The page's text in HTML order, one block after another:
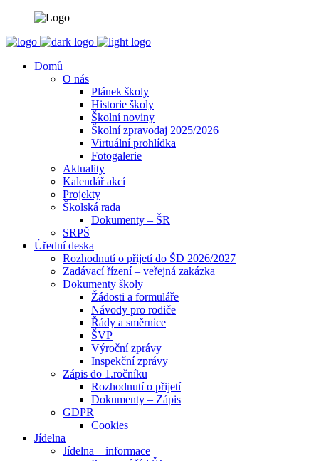
Domů
O nás
Plánek školy
Historie školy
Školní noviny
Školní zpravodaj 2025/2026
Virtuální prohlídka
Fotogalerie
Aktuality
Kalendář akcí
Projekty
Školská rada
Dokumenty – ŠR
SRPŠ
Úřední deska
Rozhodnutí o přijetí do ŠD 2026/2027
Zadávací řízení – veřejná zakázka
Dokumenty školy
Žádosti a formuláře
Návody pro rodiče
Řády a směrnice
ŠVP
Výroční zprávy
Inspekční zprávy
Zápis do 1.ročníku
Rozhodnutí o přijetí
Dokumenty – Zápis
GDPR
Cookies
Jídelna
Jídelna – informace